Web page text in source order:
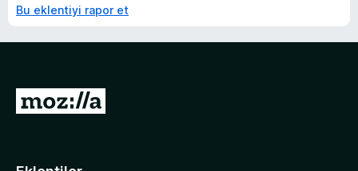
Bu eklentiyi rapor et
M
i